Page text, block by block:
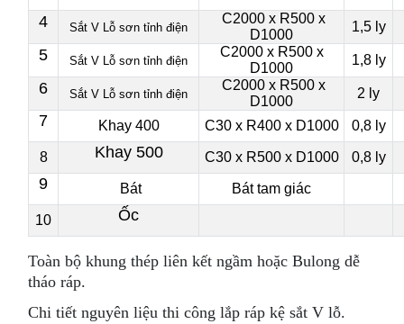
4 Sắt V Lỗ sơn tỉnhđiện
C2000 x R500 x
D1000
1,5 ly
5 Sắt V Lỗ sơn tỉnhđiện
C2000 x R500 x
D1000
1,8 ly
6 Sắt V Lỗ sơn tỉnhđiện
C2000 x R500 x
D1000
2 ly
7 Khay 400 C30 x R400 x D1000 0,8 ly
8 Khay 500 C30 x R500 x D1000 0,8 ly
9 Bát Bát tam giác
10 Ốc
Toàn bộ khung thép liên kết ngầm hoặc Bulong dễ
tháo ráp.
Chi tiết nguyên liệu thi công lắp ráp kệ sắt V lỗ.